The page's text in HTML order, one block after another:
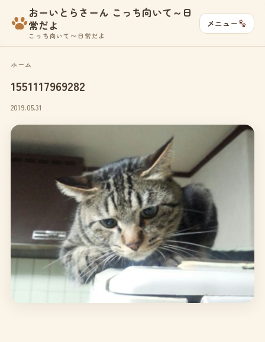
おーいとらさーん こっち向いて～日
常だよ
こっち向いて〜日常だよ
メニュー
ホーム
1551117969282
2019.05.31